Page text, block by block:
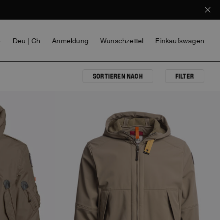
INVISIBLE CITIES
INVISIBLE CITIES
MÄDCHEN
VOICES FROM ANY COAST
Deu | Ch Anmeldung Wunschzettel Einkaufswagen
SORTIEREN NACH FILTER